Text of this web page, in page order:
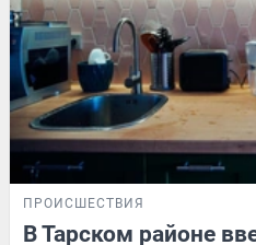
ПРОИСШЕСТВИЯ
В Тарском районе